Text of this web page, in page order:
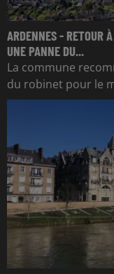
ARDENNES - RETOUR
UNE PANNE DU...
La commune
du robinet pour le